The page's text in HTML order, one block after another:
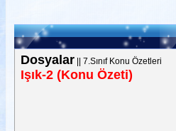
Dosyalar|| 7.Sınıf Konu Özetleri
Işık-2 (Konu Özeti)